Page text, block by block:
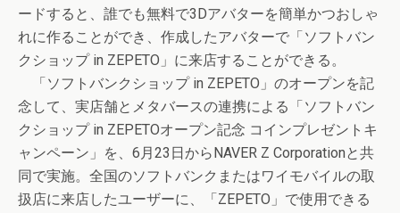
ードすると、誰でも無料で3Dアバターを簡単かつおしゃ
れに作ることができ、作成したアバターで「ソフトバン
クショップ in ZEPETO」に来店することができる。
「ソフトバンクショップ in ZEPETO」のオープンを記
念して、実店舗とメタバースの連携による「ソフトバン
クショップ in ZEPETOオープン記念 コインプレゼントキ
ャンペーン」を、6月23日からNAVER Z Corporationと共
同で実施。全国のソフトバンクまたはワイモバイルの取
扱店に来店したユーザーに、「ZEPETO」で使用できる